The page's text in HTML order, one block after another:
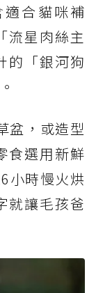
合貓咪補
流星肉絲主
的「銀河狗
盆，或造型
食選用新鮮
小時慢火烘
就讓毛孩爸